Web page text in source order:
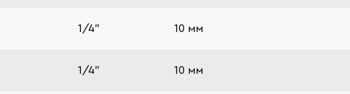
1/4" 10 мм
1/4" 10 мм